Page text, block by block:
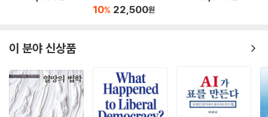
저들 나라의 “방계”로 치부해 재정복하려는 러시아 국가와 군의 폭력 역시
과 죽음뿐입니다. 그래서 우크라이나인들은 바흐무트에서처럼 죽을힘을
--- p.131~134
러시아 군대는 빈민과 지방민으로 구성된 군대입니다. 2022년 2월부터
같으면 바로 군사적 대응이 실행되기 때문”(296쪽)이다. 저자는 세력 균
형의 원리로 돌아가는 세계에서는 대규모의 전쟁이 일상적으로 일어날 것
이라며 “장기 평화가 이제는 끝나가고 있는 것”(296쪽)이라고 강조한다.
이스라엘-하마스 전쟁, 수단 내전 등 최근 벌어진 일련의 전쟁들이 이를
증명한다.
10% 22,500원
이 분야 신상품